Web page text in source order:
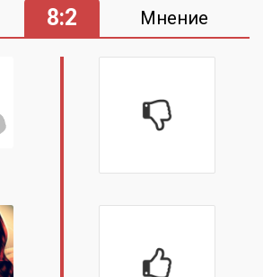
8:2 Мнение